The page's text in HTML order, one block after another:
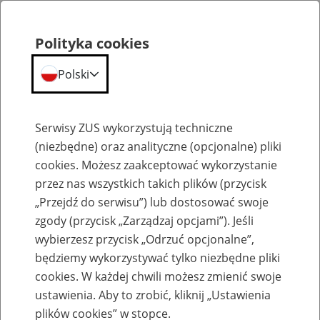
Bezpieczna transakcja
Bezpieczna transakcja - informacje
dodatkowe
Polityka cookies
Polski
Serwisy ZUS wykorzystują techniczne
(niezbędne) oraz analityczne (opcjonalne) pliki
cookies. Możesz zaakceptować wykorzystanie
przez nas wszystkich takich plików (przycisk
„Przejdź do serwisu”) lub dostosować swoje
zgody (przycisk „Zarządzaj opcjami”). Jeśli
wybierzesz przycisk „Odrzuć opcjonalne”,
będziemy wykorzystywać tylko niezbędne pliki
cookies. W każdej chwili możesz zmienić swoje
ustawienia. Aby to zrobić, kliknij „Ustawienia
plików cookies” w stopce.